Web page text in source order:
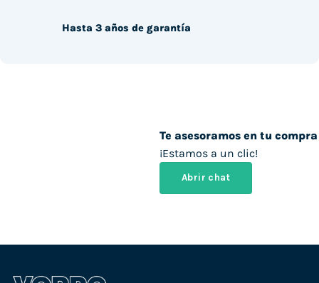
Te asesoramos en tu compra
¡Estamos a un clic!
Abrir chat
Hasta 3 años de garantía